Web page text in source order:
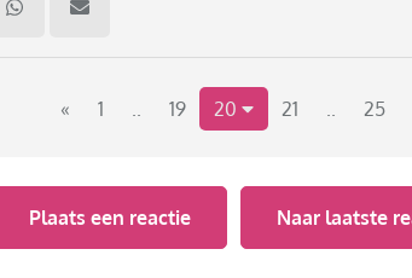
is. Hoe kan de overheid dit beter regelen.
« 1 .. 19 20 21 .. 25
Plaats een reactie Naar laatste